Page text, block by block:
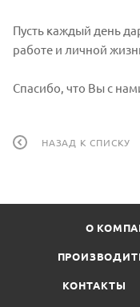
Пусть каждый день
работе и личной
Спасибо, что Вы с
НАЗАД К СПИСКУ
О
КОНТАКТЫ